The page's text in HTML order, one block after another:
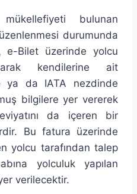
bulunan
durumunda
e-Bilet üzerinde yolcu
kendilerine ait
ya da IATA nezdinde
bilgilere yer vererek
da içeren bir
Bu fatura üzerinde
yolcu tarafından talep
yolculuk yapılan
verilecektir.